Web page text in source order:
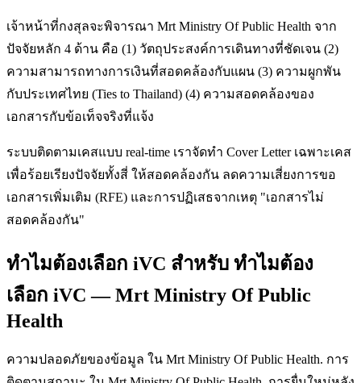
เจ้าหน้าที่กงสุลจะพิจารณา Mrt Ministry Of Public Health จาก
ปัจจัยหลัก 4 ด้าน คือ (1) วัตถุประสงค์การเดินทางที่ชัดเจน (2)
ความสามารถทางการเงินที่สอดคล้องกับแผน (3) ความผูกพัน
กับประเทศไทย (Ties to Thailand) (4) ความสอดคล้องของ
เอกสารกับข้อเท็จจริงที่แจ้ง
ระบบติดตามเคสแบบ real-time เราจัดทำ Cover Letter เฉพาะเคส
เพื่อร้อยเรียงปัจจัยทั้งสี่ ให้สอดคล้องกัน ลดความเสี่ยงการขอ
เอกสารเพิ่มเติม (RFE) และการปฏิเสธจากเหตุ "เอกสารไม่
สอดคล้องกัน"
ทำไมต้องเลือก iVC สำหรับ ทำไมต้อง
เลือก iVC — Mrt Ministry Of Public
Health
ความปลอดภัยของข้อมูล ใน Mrt Ministry Of Public Health. การ